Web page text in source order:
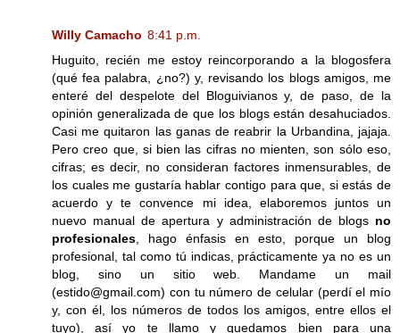
Willy Camacho 8:41 p.m.
Huguito, recién me estoy reincorporando a la blogosfera
(qué fea palabra, ¿no?) y, revisando los blogs amigos, me
enteré del despelote del Bloguivianos y, de paso, de la
opinión generalizada de que los blogs están desahuciados.
Casi me quitaron las ganas de reabrir la Urbandina, jajaja.
Pero creo que, si bien las cifras no mienten, son sólo eso,
cifras; es decir, no consideran factores inmensurables, de
los cuales me gustaría hablar contigo para que, si estás de
acuerdo y te convence mi idea, elaboremos juntos un
nuevo manual de apertura y administración de blogs no
profesionales , hago énfasis en esto, porque un blog
profesional, tal como tú indicas, prácticamente ya no es un
blog, sino un sitio web. Mandame un mail
(estido@gmail.com) con tu número de celular (perdí el mío
y, con él, los números de todos los amigos, entre ellos el
tuyo), así yo te llamo y quedamos bien para una